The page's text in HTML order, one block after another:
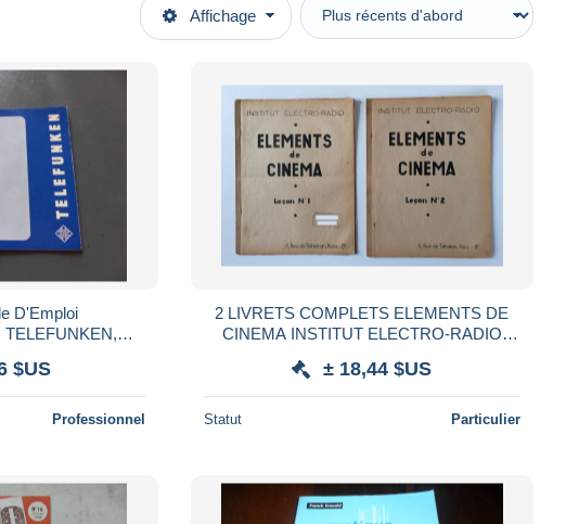
Affichage
$US
Professionnel
2 LIVRETS COMPLETS ELEMENTS DE
CINEMA INSTITUT ELECTRO-RADIO
± 18,44 $US
Statut Particulier